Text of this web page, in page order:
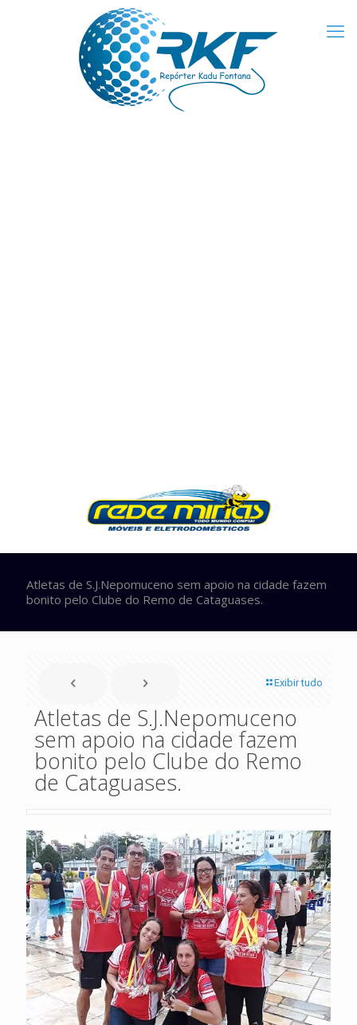
Atletas de S.J.Nepomuceno sem apoio na cidade fazem
bonito pelo Clube do Remo de Cataguases.
Exibir tudo
Atletas de S.J.Nepomuceno
sem apoio na cidade fazem
bonito pelo Clube do Remo
de Cataguases.